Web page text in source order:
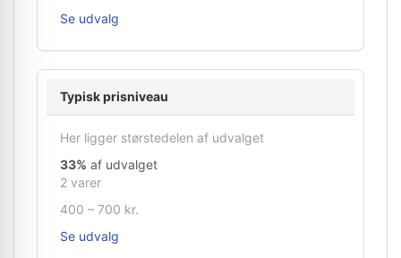
Se udvalg
Typisk prisniveau
Her ligger størstedelen af udvalget
33% af udvalget
2 varer
400 – 700 kr.
Se udvalg